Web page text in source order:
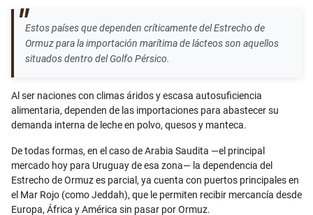
Estos países que dependen críticamente del Estrecho de
Ormuz para la importación marítima de lácteos son aquellos
situados dentro del Golfo Pérsico.
Al ser naciones con climas áridos y escasa autosuficiencia
alimentaria, dependen de las importaciones para abastecer su
demanda interna de leche en polvo, quesos y manteca.
De todas formas, en el caso de Arabia Saudita —el principal
mercado hoy para Uruguay de esa zona— la dependencia del
Estrecho de Ormuz es parcial, ya cuenta con puertos principales en
el Mar Rojo (como Jeddah), que le permiten recibir mercancía desde
Europa, África y América sin pasar por Ormuz.